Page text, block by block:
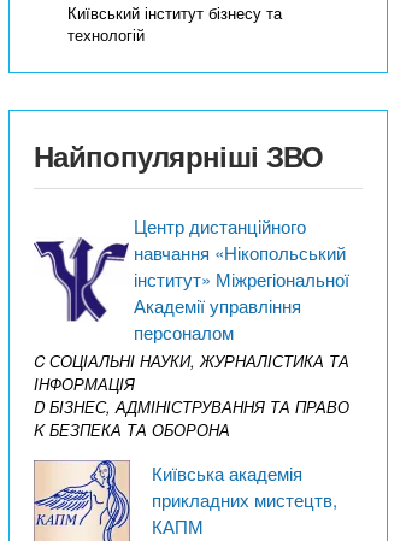
Київський інститут бізнесу та
технологій
Найпопулярніші ЗВО
Центр дистанційного
навчання «Нікопольський
інститут» Міжрегіональної
Академії управління
персоналом
C СОЦІАЛЬНІ НАУКИ, ЖУРНАЛІСТИКА ТА
ІНФОРМАЦІЯ
D БІЗНЕС, АДМІНІСТРУВАННЯ ТА ПРАВО
K БЕЗПЕКА ТА ОБОРОНА
Київська академія
прикладних мистецтв,
КАПМ